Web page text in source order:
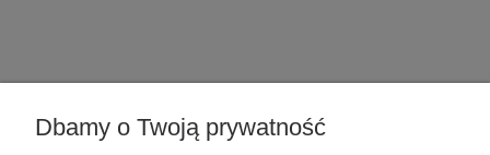
POMOC
Dbamy o Twoją prywatność